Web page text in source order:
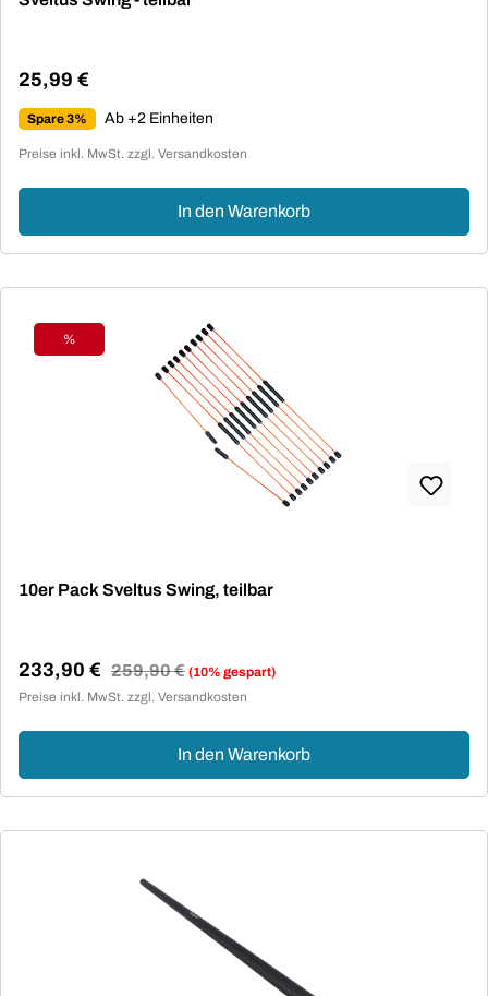
Regulärer Preis:
25,99 €
Spare 3% Ab +2 Einheiten
Preise inkl. MwSt. zzgl. Versandkosten
In den Warenkorb
Rabatt
%
10er Pack Sveltus Swing, teilbar
Verkaufspreis:
233,90 € Regulärer Preis:
259,90 € (10% gespart)
Preise inkl. MwSt. zzgl. Versandkosten
In den Warenkorb